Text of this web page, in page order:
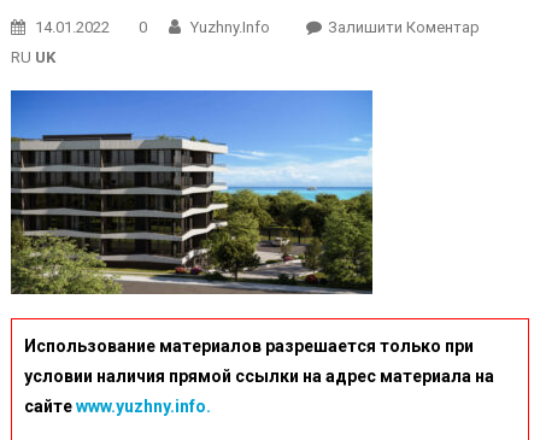
14.01.2022 0 Yuzhny.info Залишити КоментарOn
RU UK
Использование материалов разрешается только при
условии наличия прямой ссылки на адрес материала на
сайтеwww.yuzhny.info.